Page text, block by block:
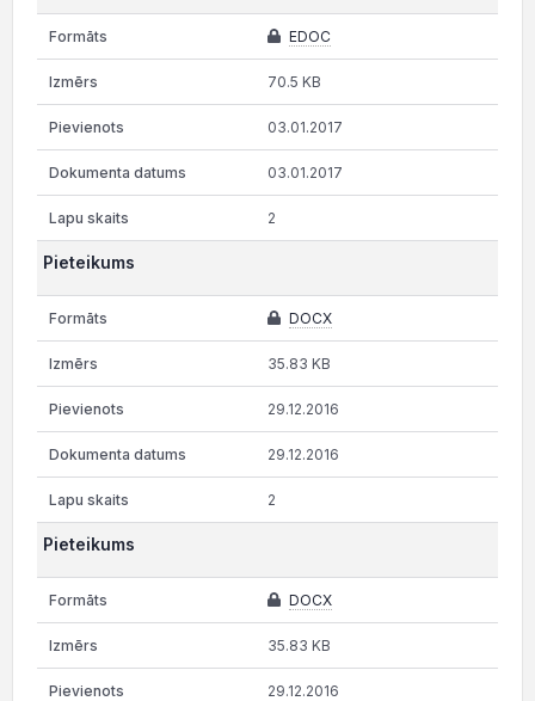
EDOC
70.5 KB
03.01.2017
03.01.2017
2
Pieteikums
DOCX
35.83 KB
29.12.2016
29.12.2016
2
Pieteikums
DOCX
35.83 KB
29.12.2016